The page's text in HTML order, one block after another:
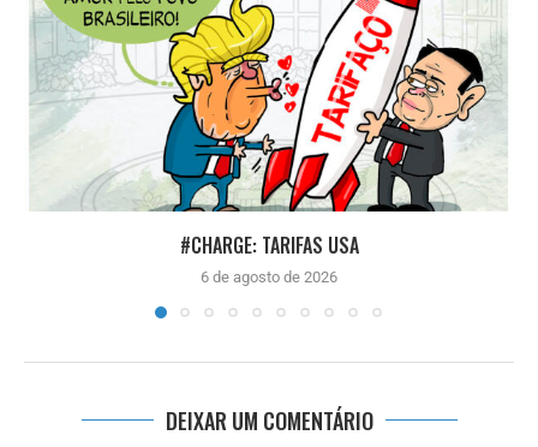
#CHARGE: TARIFAS USA
6 de agosto de 2026
DEIXAR UM COMENTÁRIO